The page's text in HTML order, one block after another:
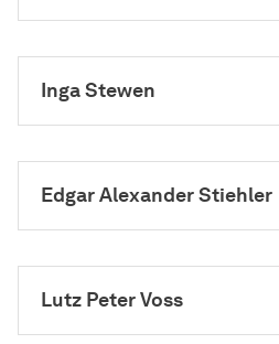
Inga Stewen
Edgar Alexander Stiehler
Lutz Peter Voss